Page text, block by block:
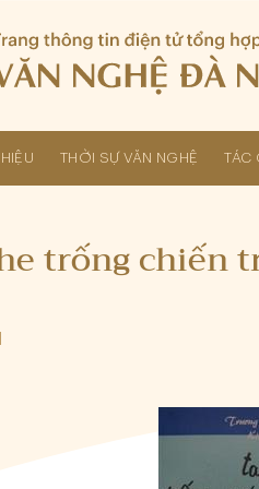
THỜI SỰ VĂN NGHỆ TÁC
trống chiến